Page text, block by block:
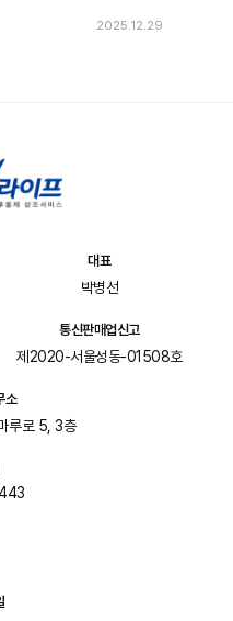
2025.12.29
대표
박병선
통신판매업신고
제2020-서울성동-01508호
소
루로 5, 3층